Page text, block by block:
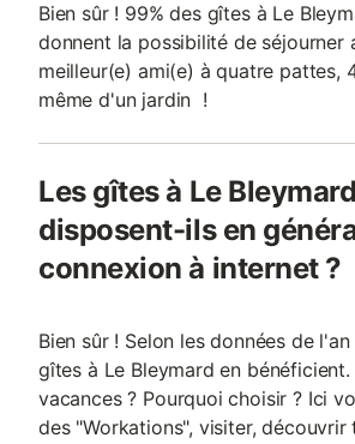
Bien sûr ! 99% des gîtes à Le
donnent la possibilité de séjourner
meilleur(e) ami(e) à quatre pattes,
même d'un jardin !
Les gîtes à Le Bleymard
disposent-ils en
connexion à internet ?
Bien sûr ! Selon les données de
gîtes à Le Bleymard en
vacances ? Pourquoi choisir ? Ici
des "Workations", visiter,